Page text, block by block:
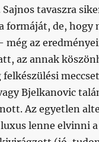
tavaszra
formáját, de, hogy
még az
az annak
Bjelkanovic
Az egyetlen
lenne elvinni